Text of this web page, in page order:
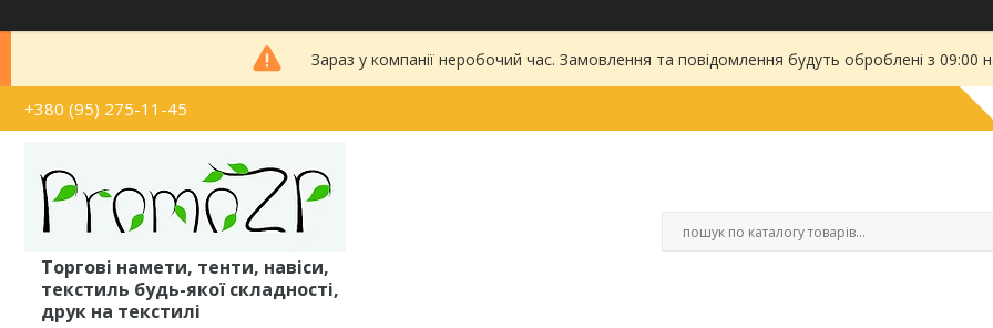
Зараз у компанії неробочий час. Замовлення та повідомлення будуть оброблені з
+380 (95) 275-11-45
Торгові намети, тенти, навіси,
текстиль будь-якої складності,
друк на текстилі